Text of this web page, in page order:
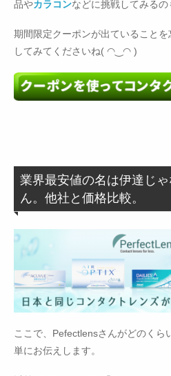
品やカラコンなどに挑戦してみるの
期間限定クーポンが出ていること
してみてくださいね( ◠‿◠ )
業界最安値の名は伊達じ
ん。他社と価格比較。
ここで、Pefectlensさんがどのくら
単にお伝えします。